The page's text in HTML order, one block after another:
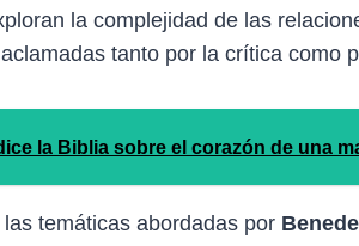
la complejidad de las
tanto por la crítica como
la Biblia sobre el corazón de una
temáticas abordadas por